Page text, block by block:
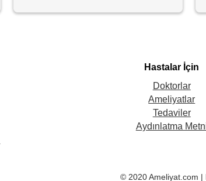
Hastalar İçin
Doktorlar
Ameliyatlar
Tedaviler
Aydınlatma
© 2020 Ameliyat.com |